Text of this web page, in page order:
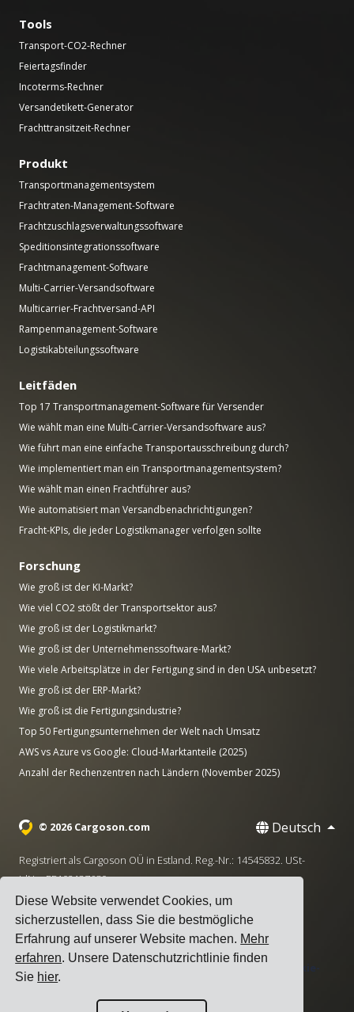
Diese Website verwendet Cookies, um
sicherzustellen, dass Sie die bestmögliche
Erfahrung auf unserer Website machen. Mehr
erfahren. Unsere Datenschutzrichtlinie finden
Sie hier.
Tools
Transport-CO2-Rechner
Feiertagsfinder
Incoterms-Rechner
Versandetikett-Generator
Frachttransitzeit-Rechner
Produkt
Transportmanagementsystem
Frachtraten-Management-Software
Frachtzuschlagsverwaltungssoftware
Speditionsintegrationssoftware
Frachtmanagement-Software
Multi-Carrier-Versandsoftware
Multicarrier-Frachtversand-API
Rampenmanagement-Software
Logistikabteilungssoftware
Leitfäden
Top 17 Transportmanagement-Software für Versender
Wie wählt man eine Multi-Carrier-Versandsoftware aus?
Wie führt man eine einfache Transportausschreibung durch?
Wie implementiert man ein Transportmanagementsystem?
Wie wählt man einen Frachtführer aus?
Wie automatisiert man Versandbenachrichtigungen?
Fracht-KPIs, die jeder Logistikmanager verfolgen sollte
Forschung
Wie groß ist der KI-Markt?
Wie viel CO2 stößt der Transportsektor aus?
Wie groß ist der Logistikmarkt?
Wie groß ist der Unternehmenssoftware-Markt?
Wie viele Arbeitsplätze in der Fertigung sind in den USA unbesetzt?
Wie groß ist der ERP-Markt?
Wie groß ist die Fertigungsindustrie?
Top 50 Fertigungsunternehmen der Welt nach Umsatz
AWS vs Azure vs Google: Cloud-Marktanteile (2025)
Anzahl der Rechenzentren nach Ländern (November 2025)
© 2026 Cargoson.com Deutsch
Registriert als Cargoson OÜ in Estland. Reg.-Nr.: 14545832. USt-
IdNr.: EE102137680.
Hauptsitz: Pärnu mnt. 141, 11314 Tallinn, Estland
·hello@cargoson.com
Nutzungsbedingungen
Cookie-
Richtlinie